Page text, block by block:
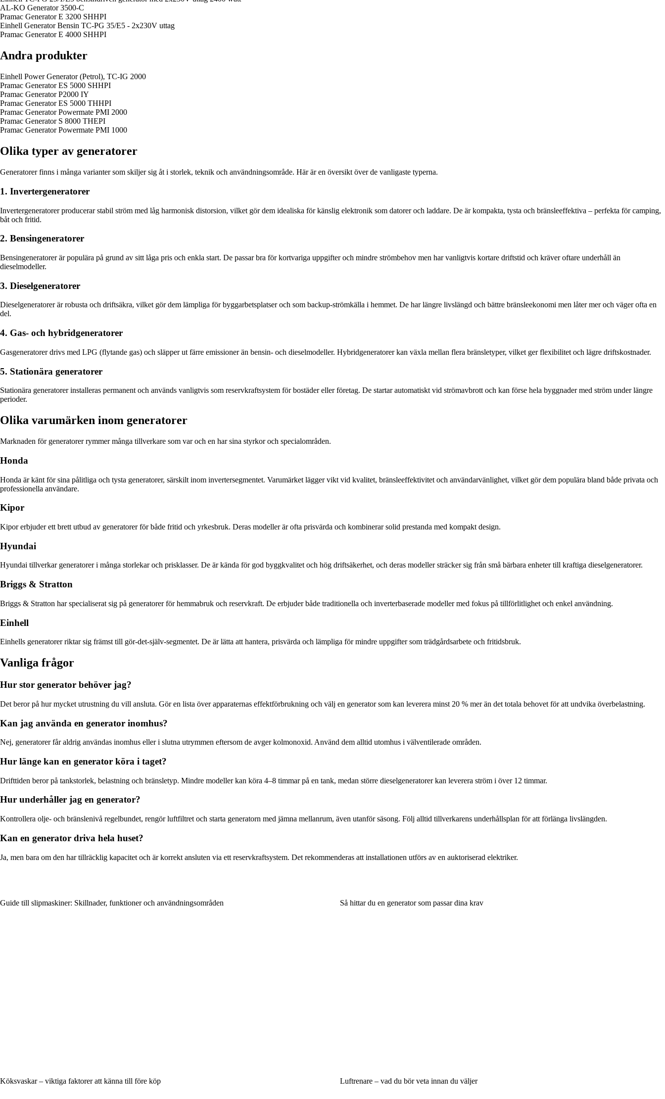
AL-KO Generator 3500-C
Pramac Generator E 3200 SHHPI
Einhell Generator Bensin TC-PG 35/E5 - 2x230V uttag
Pramac Generator E 4000 SHHPI
Andra produkter
Einhell Power Generator (Petrol), TC-IG 2000
Pramac Generator ES 5000 SHHPI
Pramac Generator P2000 IY
Pramac Generator ES 5000 THHPI
Pramac Generator Powermate PMI 2000
Pramac Generator S 8000 THEPI
Pramac Generator Powermate PMI 1000
Olika typer av generatorer
Generatorer finns i många varianter som skiljer sig åt i storlek, teknik och användningsområde. Här är en översikt över de vanligaste typerna.
1. Invertergeneratorer
Invertergeneratorer producerar stabil ström med låg harmonisk distorsion, vilket gör dem idealiska för känslig elektronik som datorer och laddare. De är kompakta, tysta och bränsleeffektiva – perfekta för camping,
båt och fritid.
2. Bensingeneratorer
Bensingeneratorer är populära på grund av sitt låga pris och enkla start. De passar bra för kortvariga uppgifter och mindre strömbehov men har vanligtvis kortare driftstid och kräver oftare underhåll än
dieselmodeller.
3. Dieselgeneratorer
Dieselgeneratorer är robusta och driftsäkra, vilket gör dem lämpliga för byggarbetsplatser och som backup-strömkälla i hemmet. De har längre livslängd och bättre bränsleekonomi men låter mer och väger ofta en
del.
4. Gas- och hybridgeneratorer
Gasgeneratorer drivs med LPG (flytande gas) och släpper ut färre emissioner än bensin- och dieselmodeller. Hybridgeneratorer kan växla mellan flera bränsletyper, vilket ger flexibilitet och lägre driftskostnader.
5. Stationära generatorer
Stationära generatorer installeras permanent och används vanligtvis som reservkraftsystem för bostäder eller företag. De startar automatiskt vid strömavbrott och kan förse hela byggnader med ström under längre
perioder.
Olika varumärken inom generatorer
Marknaden för generatorer rymmer många tillverkare som var och en har sina styrkor och specialområden.
Honda
Honda är känt för sina pålitliga och tysta generatorer, särskilt inom invertersegmentet. Varumärket lägger vikt vid kvalitet, bränsleeffektivitet och användarvänlighet, vilket gör dem populära bland både privata och
professionella användare.
Kipor
Kipor erbjuder ett brett utbud av generatorer för både fritid och yrkesbruk. Deras modeller är ofta prisvärda och kombinerar solid prestanda med kompakt design.
Hyundai
Hyundai tillverkar generatorer i många storlekar och prisklasser. De är kända för god byggkvalitet och hög driftsäkerhet, och deras modeller sträcker sig från små bärbara enheter till kraftiga dieselgeneratorer.
Briggs & Stratton
Briggs & Stratton har specialiserat sig på generatorer för hemmabruk och reservkraft. De erbjuder både traditionella och inverterbaserade modeller med fokus på tillförlitlighet och enkel användning.
Einhell
Einhells generatorer riktar sig främst till gör-det-själv-segmentet. De är lätta att hantera, prisvärda och lämpliga för mindre uppgifter som trädgårdsarbete och fritidsbruk.
Vanliga frågor
Hur stor generator behöver jag?
Det beror på hur mycket utrustning du vill ansluta. Gör en lista över apparaternas effektförbrukning och välj en generator som kan leverera minst 20 % mer än det totala behovet för att undvika överbelastning.
Kan jag använda en generator inomhus?
Nej, generatorer får aldrig användas inomhus eller i slutna utrymmen eftersom de avger kolmonoxid. Använd dem alltid utomhus i välventilerade områden.
Hur länge kan en generator köra i taget?
Drifttiden beror på tankstorlek, belastning och bränsletyp. Mindre modeller kan köra 4–8 timmar på en tank, medan större dieselgeneratorer kan leverera ström i över 12 timmar.
Hur underhåller jag en generator?
Kontrollera olje- och bränslenivå regelbundet, rengör luftfiltret och starta generatorn med jämna mellanrum, även utanför säsong. Följ alltid tillverkarens underhållsplan för att förlänga livslängden.
Kan en generator driva hela huset?
Ja, men bara om den har tillräcklig kapacitet och är korrekt ansluten via ett reservkraftsystem. Det rekommenderas att installationen utförs av en auktoriserad elektriker.
Guide till slipmaskiner: Skillnader, funktioner och användningsområden Så hittar du en generator som passar dina krav
Köksvaskar – viktiga faktorer att känna till före köp Luftrenare – vad du bör veta innan du väljer